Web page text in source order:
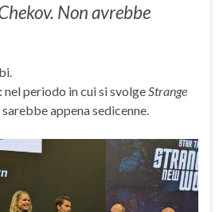
Non avrebbe
periodo in cui si svolgeStrange
sarebbe appena sedicenne.